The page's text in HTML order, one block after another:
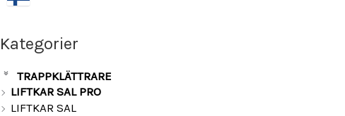
Kategorier
»
TRAPPKLÄTTRARE
LIFTKAR SAL PRO
LIFTKAR SAL